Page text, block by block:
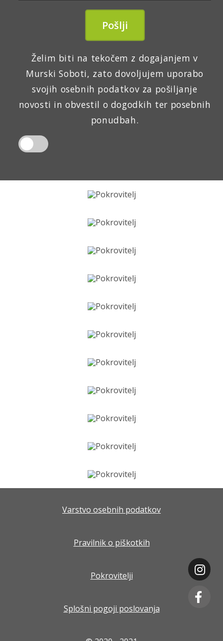
Želim biti na tekočem z dogajanjem v
Murski Soboti, zato dovoljujem uporabo
svojih osebnih podatkov za pošiljanje
novosti in obvestil o dogodkih ter posebnih
ponudbah.
Varstvo osebnih podatkov
Pravilnik o piškotkih
Pokrovitelji
Splošni pogoji poslovanja